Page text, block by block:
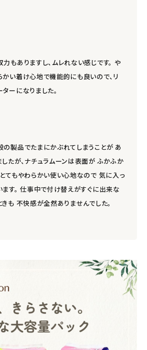
力もありますし、ムレれない感じです。 や
かい着け心地で機能的にも良いので、リ
ターになりました。
の製品でたまにかぶれてしまうことが あ
したが、ナチュラムーンは表面が ふかふか
とてもやわらかい使い心地なので 気に入っ
ます。 仕事中で付け替えがすぐに出来な
きも 不快感が全然ありませんでした。